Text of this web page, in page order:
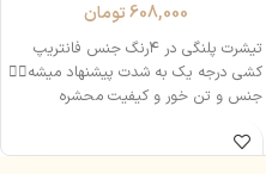
608,000تومان
تیشرت پلنگی در ۴رنگ جنس فانتریپ
کشی درجه یک به شدت پیشنهاد میشه👌🏻
جنس و تن خور و کیفیت محشره